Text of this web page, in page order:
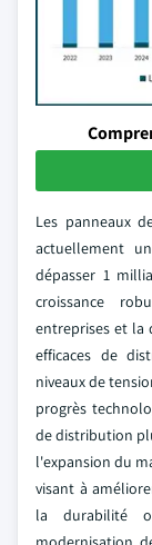
Les panneaux
actuellement
dépasser 1
croissance
entreprises et la
efficaces de
niveaux de
progrès
de distribution
l'expansion du
visant à
la durabilité